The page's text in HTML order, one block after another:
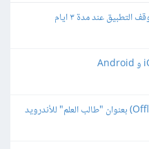
عند مدة ٣ ايام